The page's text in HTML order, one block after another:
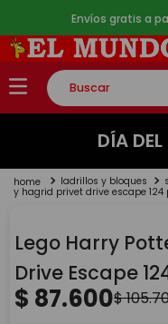
Envíos gratis a
Buscar
TÉRMINOS MÁS
2.
lego
4.
monopatin
5. toy story
DÍA
ladrillos y bloques
y hagrid privet drive escape 124
Lego Harry
Drive Escape
$ 87.600$105.